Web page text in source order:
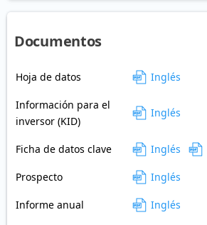
Documentos
Hoja de datos Inglés
Información para el
inversor (KID)
Inglés
Ficha de datos clave Inglés
Prospecto Inglés
Informe anual Inglés